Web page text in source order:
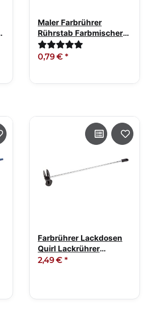
Maler Farbrührer
Rührstab Farbmischer
28cm Kunststoff
0,79 € *
Farbrührer Lackdosen
Quirl Lackrührer
Kunststoff 36cm
2,49 € *